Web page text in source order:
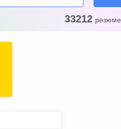
33212 резюме